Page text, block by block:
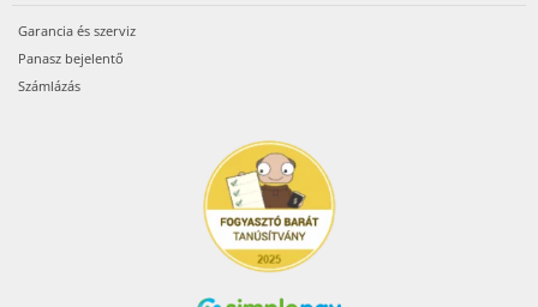
Garancia és szerviz
Panasz bejelentő
Számlázás